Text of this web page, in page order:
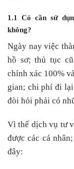
1.1 Có cần sử
không?
Ngày nay việc
hồ sơ; thủ tục
chính xác 100%
gian; chi phí đi
đòi hỏi phải có
Vì thế dịch vụ tư
được các cá
đây: